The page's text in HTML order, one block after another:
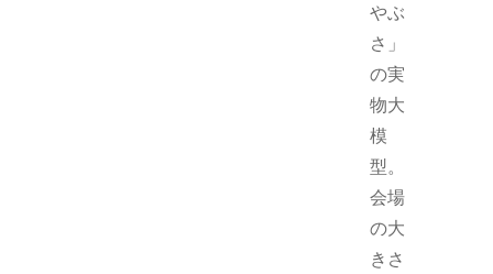
やぶ
さ」
の実
物大
模
型。
会場
の大
きさ